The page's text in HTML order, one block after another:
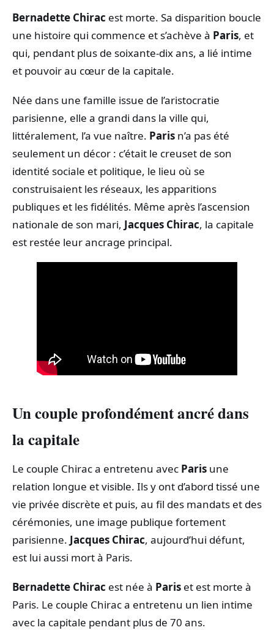
Bernadette Chirac est morte. Sa disparition boucle
une histoire qui commence et s’achève à Paris, et
qui, pendant plus de soixante-dix ans, a lié intime
et pouvoir au cœur de la capitale.
Née dans une famille issue de l’aristocratie
parisienne, elle a grandi dans la ville qui,
littéralement, l’a vue naître. Paris n’a pas été
seulement un décor : c’était le creuset de son
identité sociale et politique, le lieu où se
construisaient les réseaux, les apparitions
publiques et les fidélités. Même après l’ascension
nationale de son mari, Jacques Chirac, la capitale
est restée leur ancrage principal.
Un couple profondément ancré dans
la capitale
Le couple Chirac a entretenu avec Paris une
relation longue et visible. Ils y ont d’abord tissé une
vie privée discrète et puis, au fil des mandats et des
cérémonies, une image publique fortement
parisienne. Jacques Chirac, aujourd’hui défunt,
est lui aussi mort à Paris.
Bernadette Chirac est née à Paris et est morte à
Paris. Le couple Chirac a entretenu un lien intime
avec la capitale pendant plus de 70 ans.